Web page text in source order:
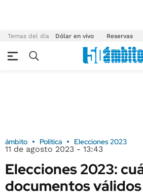
Temas del día Dólar en vivo Reservas
ámbito Política Elecciones 2023
11 de agosto 2023 - 13:43
Elecciones 2023:
documentos